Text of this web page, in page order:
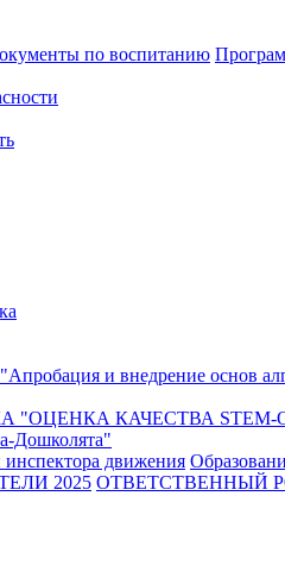
по воспитанию
и внедрение основ
КАЧЕСТВА
Дошколята"
движения
2025 ОТВЕТСТВЕННЫЙ